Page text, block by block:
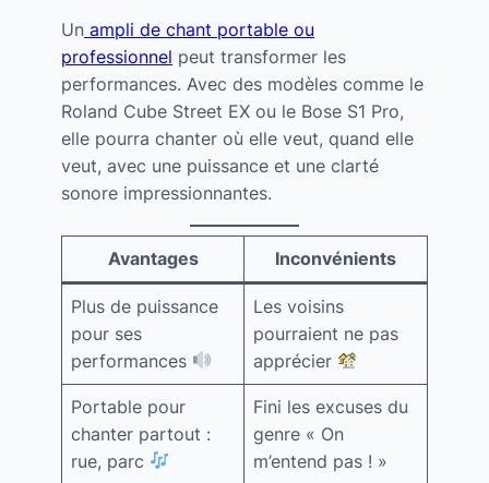
Un ampli de chant portable ou
professionnel peut transformer les
performances. Avec des modèles comme le
Roland Cube Street EX ou le Bose S1 Pro,
elle pourra chanter où elle veut, quand elle
veut, avec une puissance et une clarté
sonore impressionnantes.
Avantages Inconvénients
Plus de puissance
pour ses
performances
Les voisins
pourraient ne pas
apprécier
Portable pour
chanter partout :
rue, parc
Fini les excuses du
genre « On
m’entend pas ! »